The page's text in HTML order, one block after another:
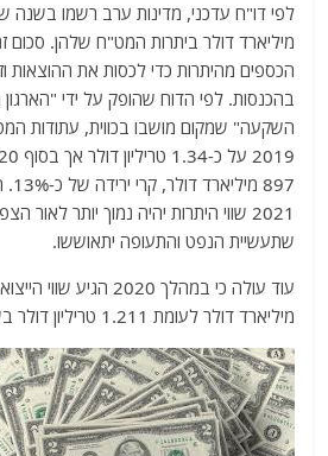
at
s
A
p
p
e
g
ra
m
ai
l
itt
er
c
e
b
o
o
k
מיליארד דולר ביתרות המט"ח שלהן.
הכספים מהיתרות כדי לכסות את ההוצאות
בהכנסות. לפי הדוח שהופק על ידי
השקעה" שמקום מושבו בכווית, עתודות
2021 שווי היתרות יהיה נמוך יותר לאור
שתעשיית הנפט והתעופה יתאוששו.
מיליארד דולר לעומת 1.211 טריליון דולר בשנת 2019.